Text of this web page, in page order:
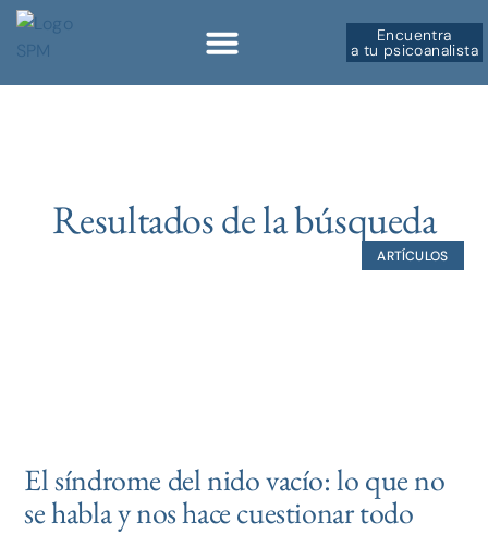
Encuentra
a tu psicoanalista
Resultados de la búsqueda
ARTÍCULOS
El síndrome del nido vacío: lo que no
se habla y nos hace cuestionar todo